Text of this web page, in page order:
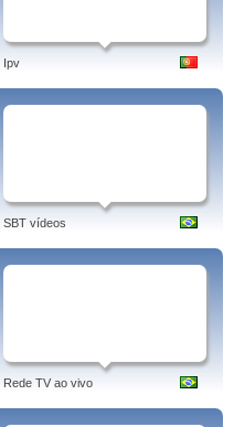
Ipv
SBT vídeos
Rede TV ao vivo